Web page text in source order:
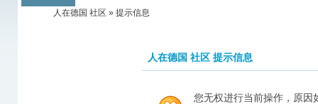
人在德国 社区 » 提示信息
人在德国 社区 提示信息
您无权进行当前操作，原因